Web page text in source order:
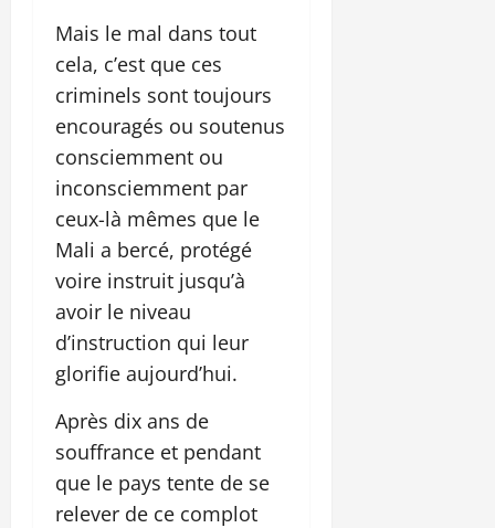
Mais le mal dans tout
cela, c’est que ces
criminels sont toujours
encouragés ou soutenus
consciemment ou
inconsciemment par
ceux-là mêmes que le
Mali a bercé, protégé
voire instruit jusqu’à
avoir le niveau
d’instruction qui leur
glorifie aujourd’hui.
Après dix ans de
souffrance et pendant
que le pays tente de se
relever de ce complot